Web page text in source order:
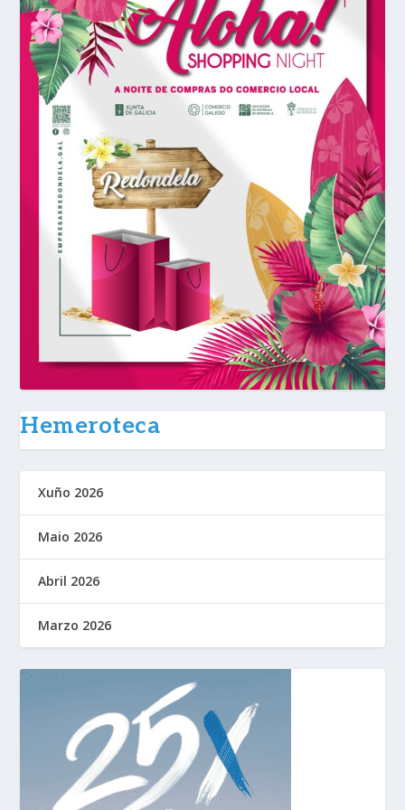
Hemeroteca
Xuño 2026
Maio 2026
Abril 2026
Marzo 2026